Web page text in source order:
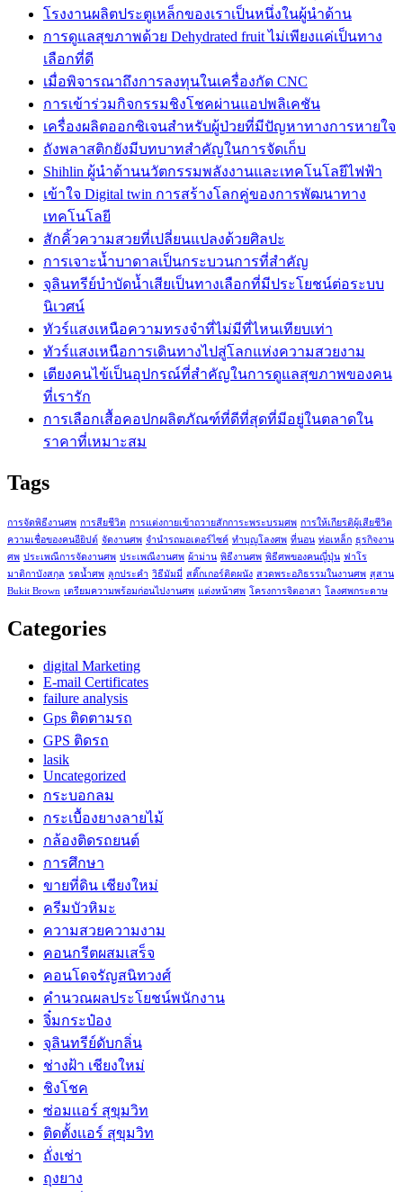
โรงงานผลิตประตูเหล็กของเราเป็นหนึ่งในผู้นำด้าน
การดูแลสุขภาพด้วย Dehydrated fruit ไม่เพียงแค่เป็นทาง
เลือกที่ดี
เมื่อพิจารณาถึงการลงทุนในเครื่องกัด CNC
การเข้าร่วมกิจกรรมชิงโชคผ่านแอปพลิเคชัน
เครื่องผลิตออกซิเจนสำหรับผู้ป่วยที่มีปัญหาทางการหายใจ
ถังพลาสติกยังมีบทบาทสำคัญในการจัดเก็บ
Shihlin ผู้นำด้านนวัตกรรมพลังงานและเทคโนโลยีไฟฟ้า
เข้าใจ Digital twin การสร้างโลกคู่ของการพัฒนาทาง
เทคโนโลยี
สักคิ้วความสวยที่เปลี่ยนแปลงด้วยศิลปะ
การเจาะน้ำบาดาลเป็นกระบวนการที่สำคัญ
จุลินทรีย์บำบัดน้ำเสียเป็นทางเลือกที่มีประโยชน์ต่อระบบ
นิเวศน์
ทัวร์แสงเหนือความทรงจำที่ไม่มีที่ไหนเทียบเท่า
ทัวร์แสงเหนือการเดินทางไปสู่โลกแห่งความสวยงาม
เตียงคนไข้เป็นอุปกรณ์ที่สำคัญในการดูแลสุขภาพของคน
ที่เรารัก
การเลือกเสื้อคอปกผลิตภัณฑ์ที่ดีที่สุดที่มีอยู่ในตลาดใน
ราคาที่เหมาะสม
Tags
การจัดพิธีงานศพ การสียชีวิต การแต่งกายเข้าถวายสักการะพระบรมศพ การให้เกียรติผู้เสียชีวิต
ความเชื่อของคนอียิปต์ จัดงานศพ จำนำรถมอเตอร์ไซค์ ทำบุญโลงศพ ที่นอน ท่อเหล็ก ธุรกิจงาน
ศพ ประเพณีการจัดงานศพ ประเพณีงานศพ ผ้าม่าน พิธีงานศพ พิธีศพของคนญี่ปุ่น ฟาโร
มาติกาบังสกุล รดน้ำศพ ลูกประคำ วิธีมัมมี่ สติ๊กเกอร์ติดผนัง สวดพระอภิธรรมในงานศพ สุสาน
Bukit Brown เตรียมความพร้อมก่อนไปงานศพ แต่งหน้าศพ โครงการจิตอาสา โลงศพกระดาษ
Categories
digital Marketing
E-mail Certificates
failure analysis
Gps ติดตามรถ
GPS ติดรถ
lasik
Uncategorized
กระบอกลม
กระเบื้องยางลายไม้
กล้องติดรถยนต์
การศึกษา
ขายที่ดิน เชียงใหม่
ครีมบัวหิมะ
ความสวยความงาม
คอนกรีตผสมเสร็จ
คอนโดจรัญสนิทวงศ์
คำนวณผลประโยชน์พนักงาน
จิ๋มกระป๋อง
จุลินทรีย์ดับกลิ่น
ช่างฝ้า เชียงใหม่
ชิงโชค
ซ่อมเเอร์ สุขุมวิท
ติดตั้งเเอร์ สุขุมวิท
ถั่งเช่า
ถุงยาง